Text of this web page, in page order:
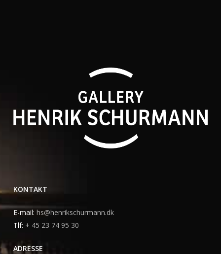
KONTAKT
E-mail: hs@henrikschurmann.dk
Tlf: + 45 23 74 95 30
ADRESSE